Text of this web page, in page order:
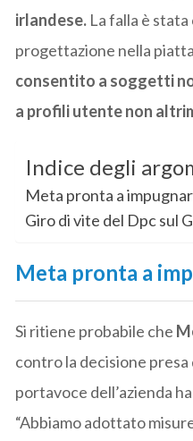
irlandese. La falla è
progettazione nella
consentito a soggetti
a profili utente non
Indice degli
Meta pronta a
Giro di vite del Dpc sul
Meta pronta a
Si ritiene probabile che
contro la decisione presa
portavoce dell’azienda
“Abbiamo adottato